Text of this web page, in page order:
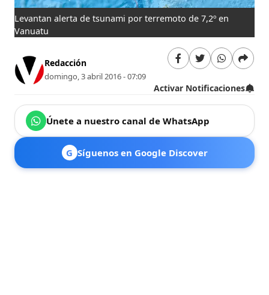
Levantan alerta de tsunami por terremoto de 7,2º en
Vanuatu
Redacción
domingo, 3 abril 2016 - 07:09
Activar Notificaciones
Únete a nuestro canal de WhatsApp
G Síguenos en Google Discover